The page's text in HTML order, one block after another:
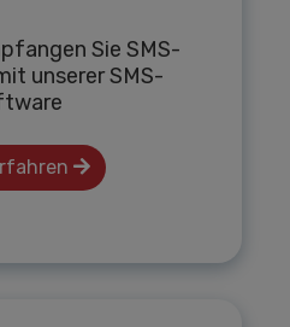
Sie SMS-
unserer SMS-